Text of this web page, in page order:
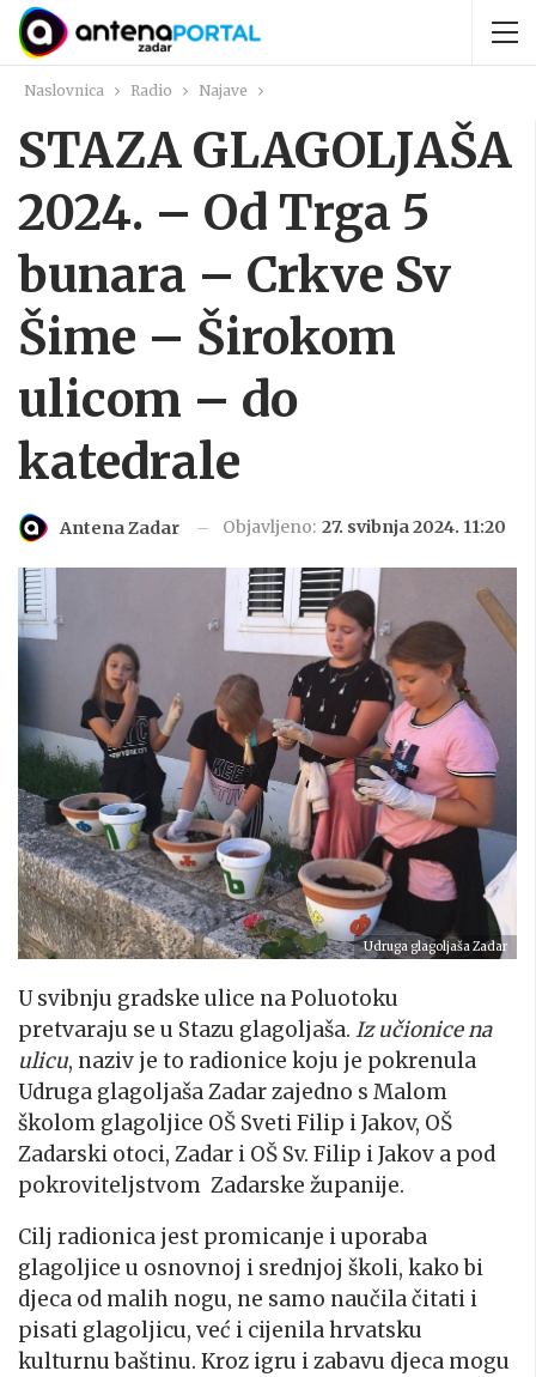
Naslovnica Radio Najave
STAZA GLAGOLJAŠA
2024. – Od Trga 5
bunara – Crkve Sv
Šime – Širokom
ulicom – do
katedrale
Antena Zadar Objavljeno: 27. svibnja 2024. 11:20
Udruga glagoljaša Zadar
U svibnju gradske ulice na Poluotoku
pretvaraju se u Stazu glagoljaša. Iz učionice na
ulicu, naziv je to radionice koju je pokrenula
Udruga glagoljaša Zadar zajedno s Malom
školom glagoljice OŠ Sveti Filip i Jakov, OŠ
Zadarski otoci, Zadar i OŠ Sv. Filip i Jakov a pod
pokroviteljstvom Zadarske županije.
Cilj radionica jest promicanje i uporaba
glagoljice u osnovnoj i srednjoj školi, kako bi
djeca od malih nogu, ne samo naučila čitati i
pisati glagoljicu, već i cijenila hrvatsku
kulturnu baštinu. Kroz igru i zabavu djeca mogu